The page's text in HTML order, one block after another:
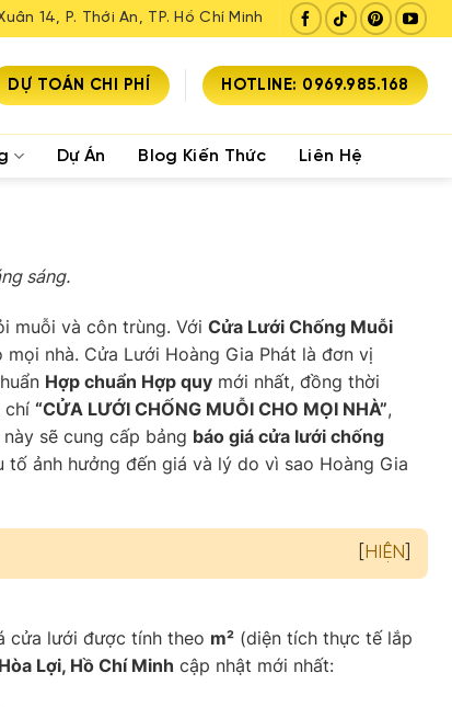
14, P. Thới An, TP. Hồ Chí Minh
DỰ TOÁN CHI PHÍ HOTLINE: 0969.985.168
Dự Án Blog Kiến Thức Liên Hệ
sáng.
muỗi và côn trùng. Với Cửa Lưới Chống Muỗi
mọi nhà. Cửa Lưới Hoàng Gia Phát là đơn vị
Hợp chuẩn Hợp quy mới nhất, đồng thời
chí “CỬA LƯỚI CHỐNG MUỖI CHO MỌI NHÀ”,
sẽ cung cấp bảng báo giá cửa lưới chống
ảnh hưởng đến giá và lý do vì sao Hoàng Gia
HIỆN
cửa lưới được tính theo m² (diện tích thực tế lắp
Lợi, Hồ Chí Minh cập nhật mới nhất: